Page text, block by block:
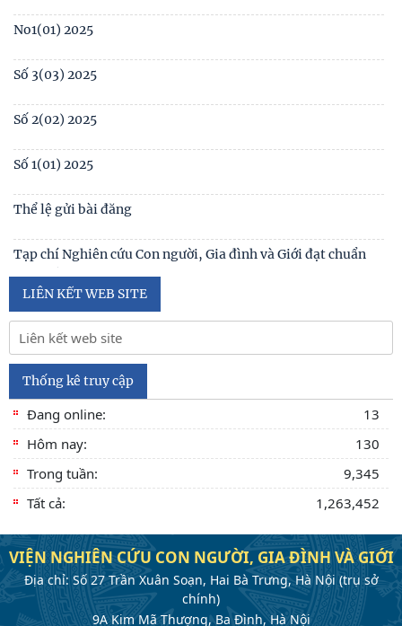
Số 1(01) 2025
Thể lệ gửi bài đăng
Tạp chí Nghiên cứu Con người, Gia đình và Giới đạt chuẩn
trong lành, bền vững (Lê Hồng Hạnh
LIÊN KẾT WEB SITE
Thống kê truy cập
Đang online:
13
Hôm nay:
130
Trong tuần:
9,345
Tất cả:
1,263,452
VIỆN NGHIÊN CỨU CON NGƯỜI, GIA ĐÌNH VÀ GIỚI
Địa chỉ: Số 27 Trần Xuân Soạn, Hai Bà Trưng, Hà Nội (trụ sở
chính)
9A Kim Mã Thượng, Ba Đình, Hà Nội